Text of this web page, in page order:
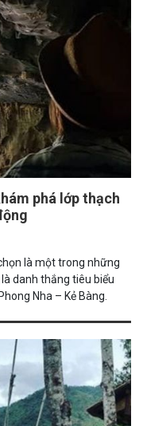
phá lớp thạch
là một trong những
danh thắng tiêu biểu
Nha – Kẻ Bàng.